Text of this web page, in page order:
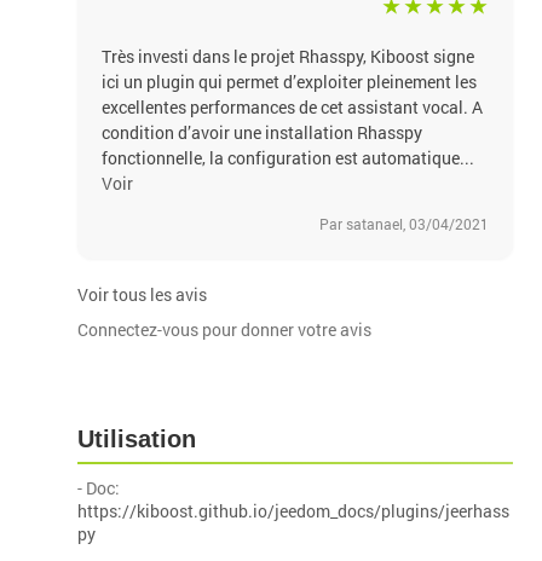
Très investi dans le projet Rhasspy, Kiboost signe
ici un plugin qui permet d’exploiter pleinement les
excellentes performances de cet assistant vocal. A
condition d’avoir une installation Rhasspy
fonctionnelle, la configuration est automatique...
Voir
Par satanael, 03/04/2021
Voir tous les avis
Connectez-vous pour donner votre avis
Utilisation
- Doc:
https://kiboost.github.io/jeedom_docs/plugins/jeerhass
py